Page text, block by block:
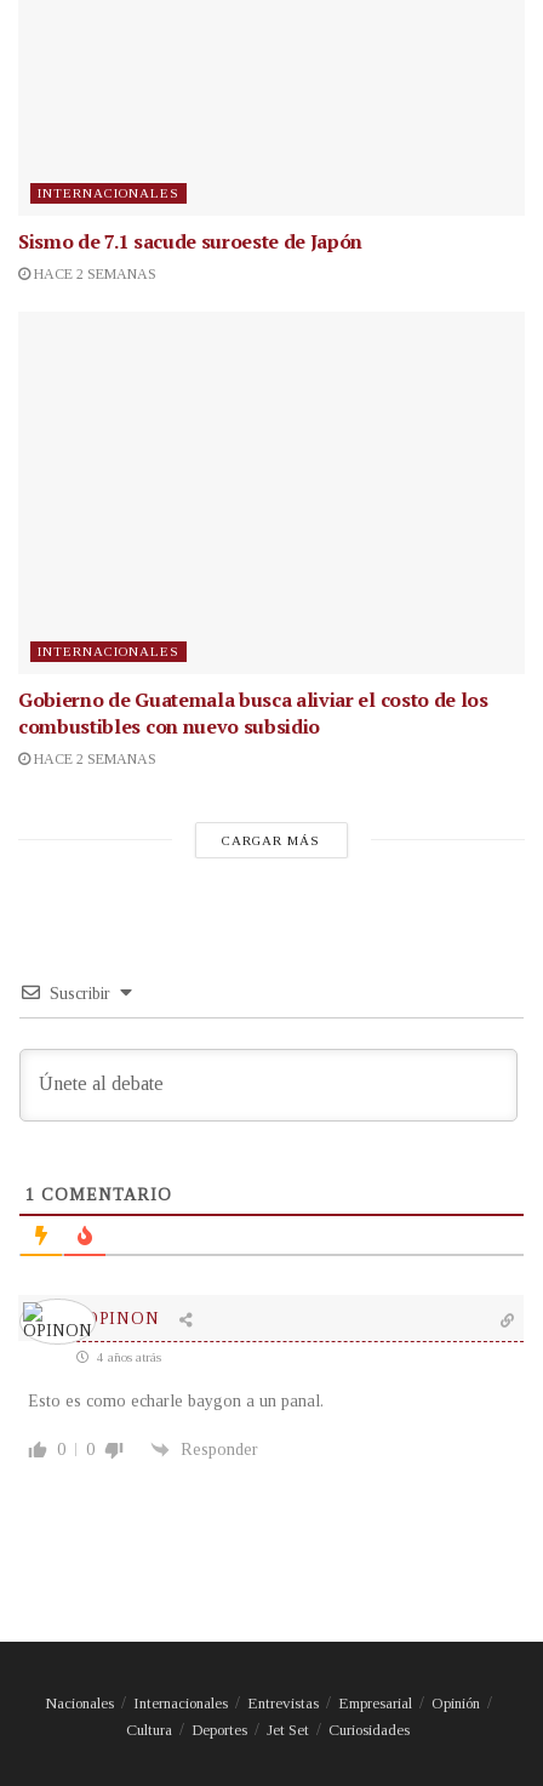
INTERNACIONALES
Sismo de 7.1 sacude suroeste de Japón
HACE 2 SEMANAS
INTERNACIONALES
Gobierno de Guatemala busca aliviar el costo de los
combustibles con nuevo subsidio
HACE 2 SEMANAS
CARGAR MÁS
Suscribir
1 COMENTARIO
OPINON
4 años atrás
Esto es como echarle baygon a un panal.
0 0 Responder
Nacionales Internacionales Entrevistas Empresarial
Opinión
Cultura
Deportes Jet Set Curiosidades